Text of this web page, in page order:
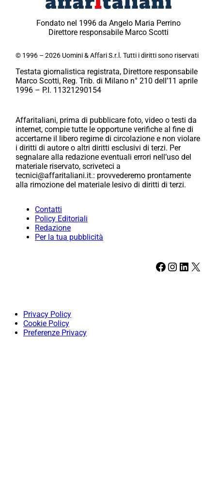
Fondato nel 1996 da Angelo Maria Perrino
Direttore responsabile Marco Scotti
© 1996 – 2026 Uomini & Affari S.r.l. Tutti i diritti sono riservati
Testata giornalistica registrata, Direttore responsabile
Marco Scotti, Reg. Trib. di Milano n° 210 dell’11 aprile
1996 – P.I. 11321290154
Affaritaliani, prima di pubblicare foto, video o testi da
internet, compie tutte le opportune verifiche al fine di
accertarne il libero regime di circolazione e non violare
i diritti di autore o altri diritti esclusivi di terzi. Per
segnalare alla redazione eventuali errori nell’uso del
materiale riservato, scriveteci a
tecnici@affaritaliani.it.: provvederemo prontamente
alla rimozione del materiale lesivo di diritti di terzi.
Contatti
Policy Editoriali
Redazione
Per la tua pubblicità
Facebook Instagram LinkedIn X
Privacy Policy
Cookie Policy
Preferenze Privacy